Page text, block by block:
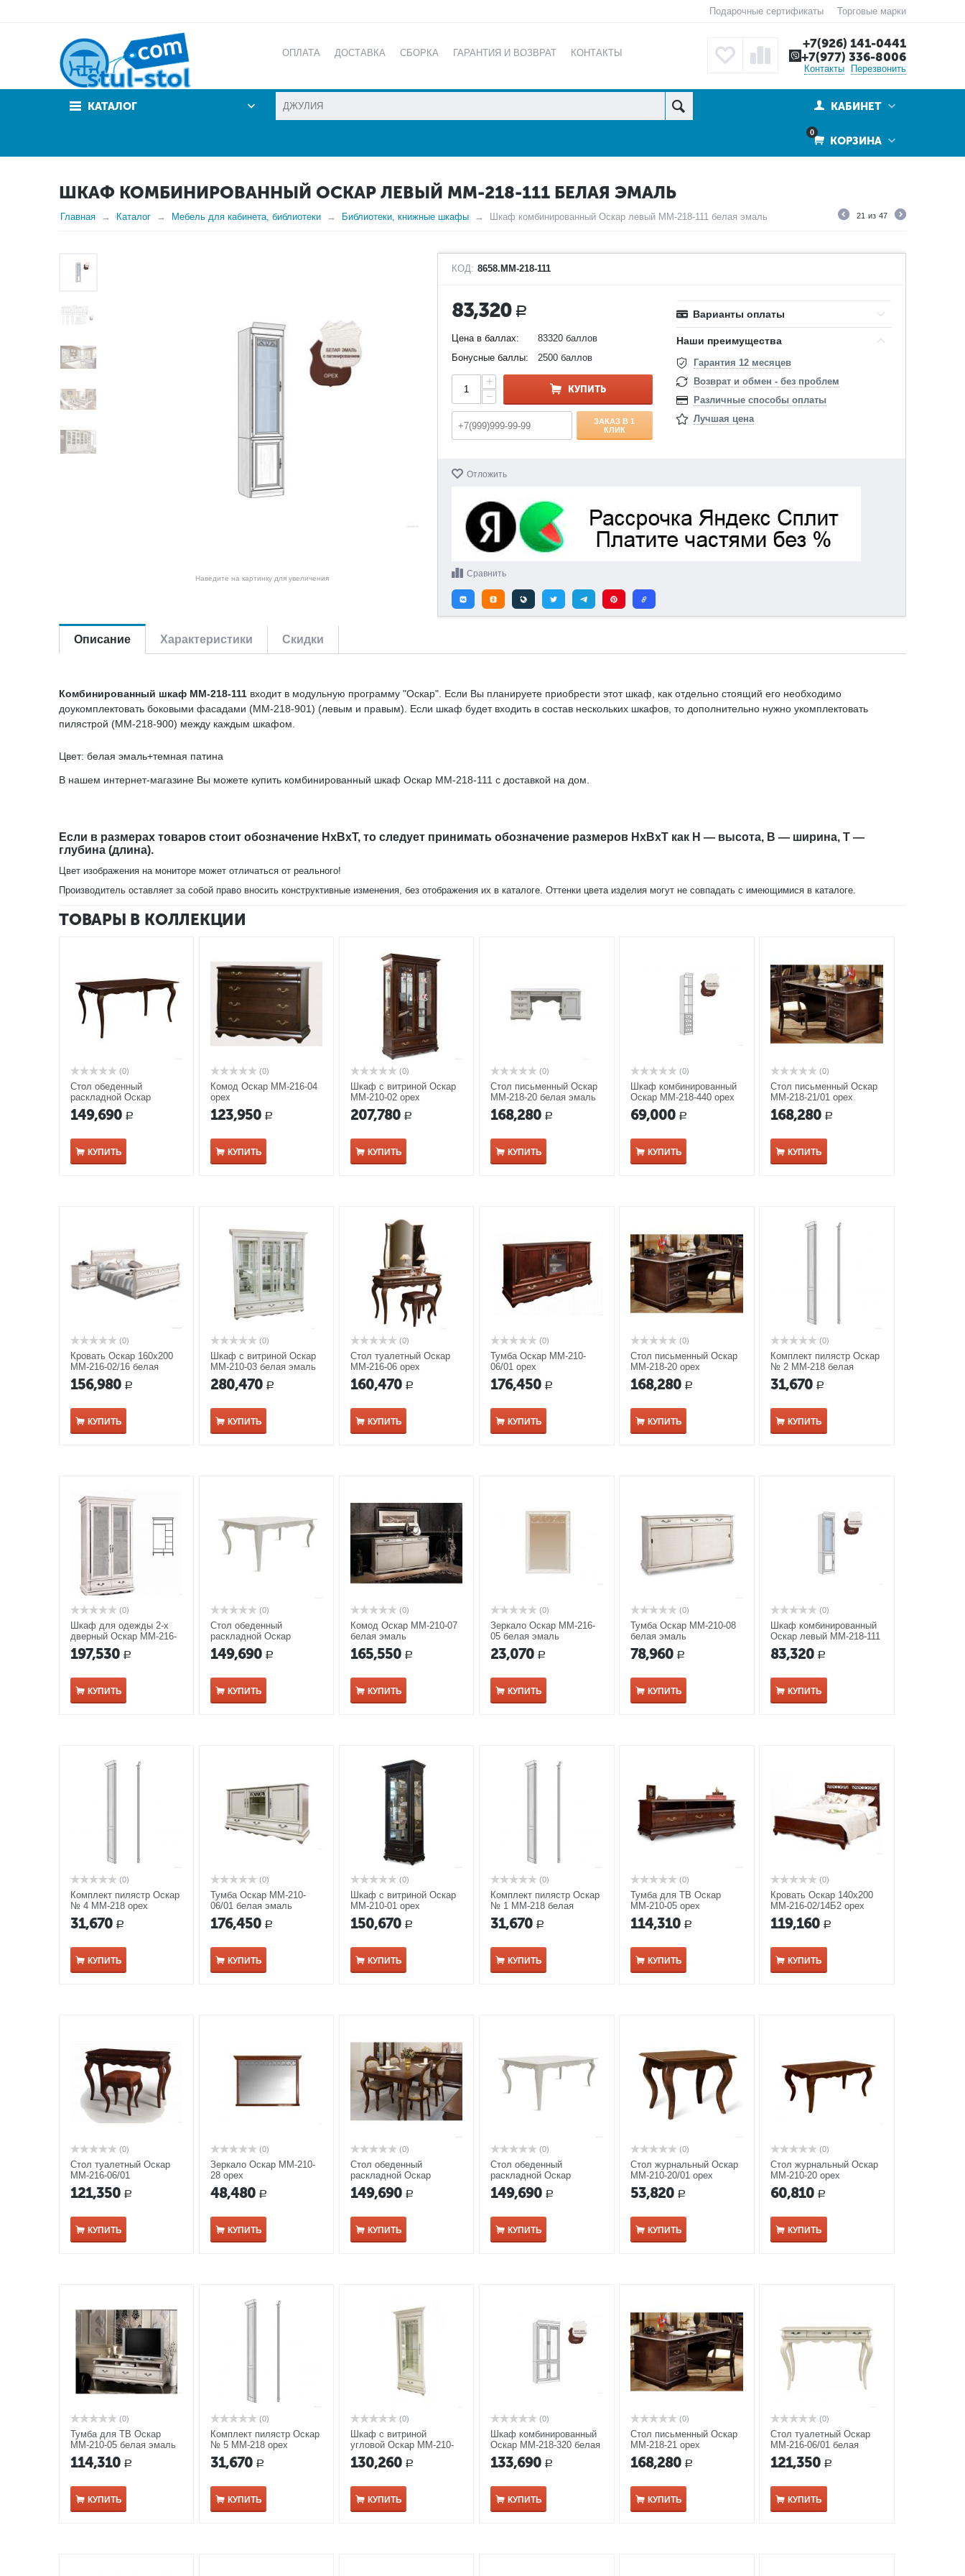
Подарочные сертификаты Торговые марки
ОПЛАТА ДОСТАВКА СБОРКА ГАРАНТИЯ И ВОЗВРАТ КОНТАКТЫ
+7(926) 141-0441
+7(977) 336-8006
Контакты Перезвонить
КАТАЛОГ КАБИНЕТ
0
КОРЗИНА
ШКАФ КОМБИНИРОВАННЫЙ ОСКАР ЛЕВЫЙ ММ-218-111 БЕЛАЯ ЭМАЛЬ
Главная Каталог Мебель для кабинета, библиотеки Библиотеки, книжные шкафы Шкаф комбинированный Оскар левый ММ-218-111 белая эмаль 21 из 47
Наведите на картинку для увеличения
КОД: 8658.ММ-218-111
83,320 Р
Цена в баллах:
83320 баллов
Бонусные баллы:
2500 баллов
+
−
КУПИТЬ
ЗАКАЗ В 1
КЛИК
Варианты оплаты
Наши преимущества
Гарантия 12 месяцев
Возврат и обмен - без проблем
Различные способы оплаты
Лучшая цена
Отложить
Сравнить
Описание Характеристики Скидки
Комбинированный шкаф ММ-218-111 входит в модульную программу "Оскар". Если Вы планируете приобрести этот шкаф, как отдельно стоящий его необходимо
доукомплектовать боковыми фасадами (ММ-218-901) (левым и правым). Если шкаф будет входить в состав нескольких шкафов, то дополнительно нужно укомплектовать
пилястрой (ММ-218-900) между каждым шкафом.
Цвет: белая эмаль+темная патина
В нашем интернет-магазине Вы можете купить комбинированный шкаф Оскар ММ-218-111 с доставкой на дом.
Если в размерах товаров стоит обозначение HxBxT, то следует принимать обозначение размеров HxBxT как H — высота, B — ширина, T —
глубина (длина).
Цвет изображения на мониторе может отличаться от реального!
Производитель оставляет за собой право вносить конструктивные изменения, без отображения их в каталоге. Оттенки цвета изделия могут не совпадать с имеющимися в каталоге.
ТОВАРЫ В КОЛЛЕКЦИИ
(0)
Стол обеденный
раскладной Оскар
ММ-210-40 орех
149,690 Р
КУПИТЬ
(0)
Комод Оскар ММ-216-04
орех
123,950 Р
КУПИТЬ
(0)
Шкаф с витриной Оскар
ММ-210-02 орех
207,780 Р
КУПИТЬ
(0)
Стол письменный Оскар
ММ-218-20 белая эмаль
168,280 Р
КУПИТЬ
(0)
Шкаф комбинированный
Оскар ММ-218-440 орех
69,000 Р
КУПИТЬ
(0)
Стол письменный Оскар
ММ-218-21/01 орех
168,280 Р
КУПИТЬ
(0)
Кровать Оскар 160х200
ММ-216-02/16 белая
эмаль
156,980 Р
КУПИТЬ
(0)
Шкаф с витриной Оскар
ММ-210-03 белая эмаль
280,470 Р
КУПИТЬ
(0)
Стол туалетный Оскар
ММ-216-06 орех
160,470 Р
КУПИТЬ
(0)
Тумба Оскар ММ-210-
06/01 орех
176,450 Р
КУПИТЬ
(0)
Стол письменный Оскар
ММ-218-20 орех
168,280 Р
КУПИТЬ
(0)
Комплект пилястр Оскар
№ 2 ММ-218 белая
эмаль
31,670 Р
КУПИТЬ
(0)
Шкаф для одежды 2-х
дверный Оскар ММ-216-
01/02 белая эмаль
197,530 Р
КУПИТЬ
(0)
Стол обеденный
раскладной Оскар
ММ-210-40 белая эмаль
с темной патиной
149,690 Р
КУПИТЬ
(0)
Комод Оскар ММ-210-07
белая эмаль
165,550 Р
КУПИТЬ
(0)
Зеркало Оскар ММ-216-
05 белая эмаль
23,070 Р
КУПИТЬ
(0)
Тумба Оскар ММ-210-08
белая эмаль
78,960 Р
КУПИТЬ
(0)
Шкаф комбинированный
Оскар левый ММ-218-111
орех
83,320 Р
КУПИТЬ
(0)
Комплект пилястр Оскар
№ 4 ММ-218 орех
31,670 Р
КУПИТЬ
(0)
Тумба Оскар ММ-210-
06/01 белая эмаль
176,450 Р
КУПИТЬ
(0)
Шкаф с витриной Оскар
ММ-210-01 орех
150,670 Р
КУПИТЬ
(0)
Комплект пилястр Оскар
№ 1 ММ-218 белая
эмаль
31,670 Р
КУПИТЬ
(0)
Тумба для ТВ Оскар
ММ-210-05 орех
114,310 Р
КУПИТЬ
(0)
Кровать Оскар 140х200
ММ-216-02/14Б2 орех
119,160 Р
КУПИТЬ
(0)
Стол туалетный Оскар
ММ-216-06/01
121,350 Р
КУПИТЬ
(0)
Зеркало Оскар ММ-210-
28 орех
48,480 Р
КУПИТЬ
(0)
Стол обеденный
раскладной Оскар
ММ-210-40 коньяк
149,690 Р
КУПИТЬ
(0)
Стол обеденный
раскладной Оскар
ММ-210-40 белая эмаль
с золотой патиной
149,690 Р
КУПИТЬ
(0)
Стол журнальный Оскар
ММ-210-20/01 орех
53,820 Р
КУПИТЬ
(0)
Стол журнальный Оскар
ММ-210-20 орех
60,810 Р
КУПИТЬ
(0)
Тумба для ТВ Оскар
ММ-210-05 белая эмаль
114,310 Р
КУПИТЬ
(0)
Комплект пилястр Оскар
№ 5 ММ-218 орех
31,670 Р
КУПИТЬ
(0)
Шкаф с витриной
угловой Оскар ММ-210-
01У/01 белая эмаль
130,260 Р
КУПИТЬ
(0)
Шкаф комбинированный
Оскар ММ-218-320 белая
эмаль
133,690 Р
КУПИТЬ
(0)
Стол письменный Оскар
ММ-218-21 орех
168,280 Р
КУПИТЬ
(0)
Стол туалетный Оскар
ММ-216-06/01 белая
эмаль
121,350 Р
КУПИТЬ